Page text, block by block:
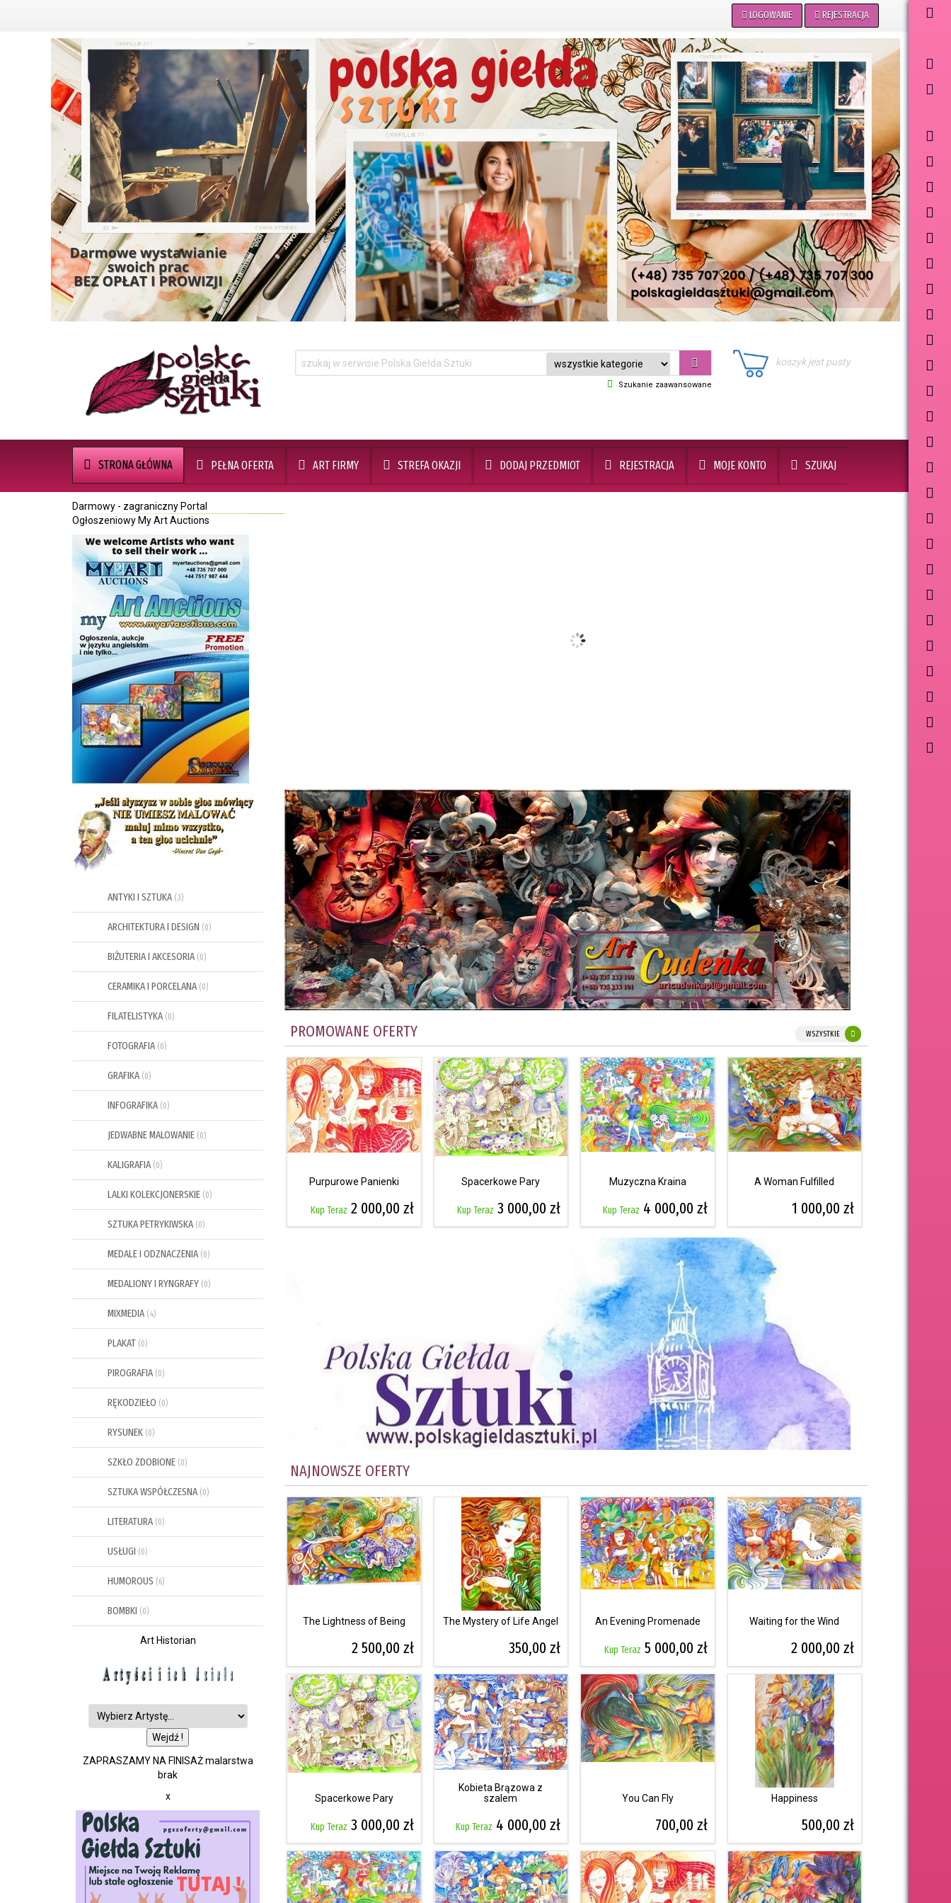
LOGOWANIE REJESTRACJA
Szukanie zaawansowane
koszyk jest pusty
STRONA GŁÓWNA PEŁNA OFERTA ART FIRMY STREFA OKAZJI DODAJ PRZEDMIOT REJESTRACJA MOJE KONTO SZUKAJ
Darmowy - zagraniczny Portal
Ogłoszeniowy My Art Auctions
ANTYKI I SZTUKA (3)
ARCHITEKTURA I DESIGN (0)
BIŻUTERIA I AKCESORIA (0)
CERAMIKA I PORCELANA (0)
FILATELISTYKA (0)
FOTOGRAFIA (0)
GRAFIKA (0)
INFOGRAFIKA (0)
JEDWABNE MALOWANIE (0)
KALIGRAFIA (0)
LALKI KOLEKCJONERSKIE (0)
SZTUKA PETRYKIWSKA (0)
MEDALE I ODZNACZENIA (0)
MEDALIONY I RYNGRAFY (0)
MIXMEDIA (4)
PLAKAT (0)
PIROGRAFIA (0)
RĘKODZIEŁO (0)
RYSUNEK (0)
SZKŁO ZDOBIONE (0)
SZTUKA WSPÓŁCZESNA (0)
LITERATURA (0)
USŁUGI (0)
HUMOROUS (6)
BOMBKI (0)
Art Historian
ZAPRASZAMY NA FINISAŻ malarstwa
brak
x
PROMOWANE OFERTY WSZYSTKIE
Purpurowe Panienki
Kup Teraz 2 000,00 zł
Spacerkowe Pary
Kup Teraz 3 000,00 zł
Muzyczna Kraina
Kup Teraz 4 000,00 zł
A Woman Fulfilled
1 000,00 zł
NAJNOWSZE OFERTY
The Lightness of Being
2 500,00 zł
The Mystery of Life Angel
350,00 zł
An Evening Promenade
Kup Teraz 5 000,00 zł
Waiting for the Wind
2 000,00 zł
Spacerkowe Pary
Kup Teraz 3 000,00 zł
Kobieta Brązowa z
szalem
Kup Teraz 4 000,00 zł
You Can Fly
700,00 zł
Happiness
500,00 zł